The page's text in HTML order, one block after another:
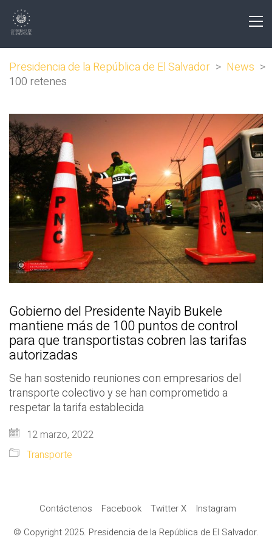
Presidencia de la República de El Salvador > News >
100 retenes
Gobierno del Presidente Nayib Bukele
mantiene más de 100 puntos de control
para que transportistas cobren las tarifas
autorizadas
Se han sostenido reuniones con empresarios del
transporte colectivo y se han comprometido a
respetar la tarifa establecida
12 marzo, 2022
Transporte
Contáctenos Facebook Twitter X
Instagram
© Copyright 2025. Presidencia de la República de El Salvador.